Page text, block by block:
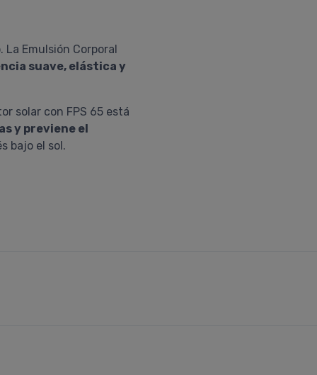
Emulsión Corporal
suave, elástica y
solar con FPS 65 está
y previene el
bajo el sol.